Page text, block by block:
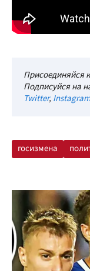
Присоединяйся
Подписуйся на
Twitter, Instagram
госизмена